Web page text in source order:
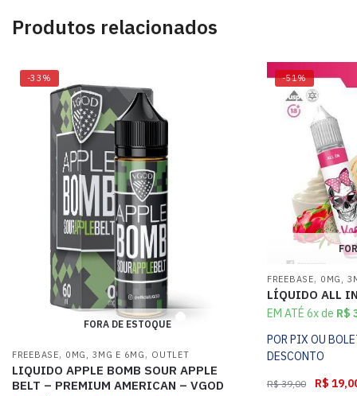
Produtos relacionados
-33%
FORA DE ESTOQUE
FREEBASE, 0MG, 3MG E 6MG , OUTLET
LIQUIDO APPLE BOMB SOUR APPLE
BELT – PREMIUM AMERICAN – VGOD
-51%
FREEBASE, 0MG,
LÍQUIDO ALL
EM ATÉ 6x de R$
POR PIX OU
DESCONTO
R$39,00 R$